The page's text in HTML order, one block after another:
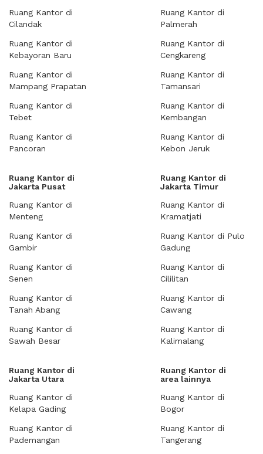
Ruang Kantor di
Cilandak
Ruang Kantor di
Kebayoran Baru
Ruang Kantor di
Mampang Prapatan
Ruang Kantor di
Tebet
Ruang Kantor di
Pancoran
Ruang Kantor di
Palmerah
Ruang Kantor di
Cengkareng
Ruang Kantor di
Tamansari
Ruang Kantor di
Kembangan
Ruang Kantor di
Kebon Jeruk
Ruang Kantor di
Jakarta Pusat
Ruang Kantor di
Menteng
Ruang Kantor di
Gambir
Ruang Kantor di
Senen
Ruang Kantor di
Tanah Abang
Ruang Kantor di
Sawah Besar
Ruang Kantor di
Jakarta Timur
Ruang Kantor di
Kramatjati
Ruang Kantor di Pulo
Gadung
Ruang Kantor di
Cililitan
Ruang Kantor di
Cawang
Ruang Kantor di
Kalimalang
Ruang Kantor di
Jakarta Utara
Ruang Kantor di
Kelapa Gading
Ruang Kantor di
Pademangan
Ruang Kantor di
area lainnya
Ruang Kantor di
Bogor
Ruang Kantor di
Tangerang